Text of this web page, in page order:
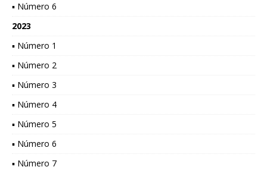
▪ Número 6
2023
▪ Número 1
▪ Número 2
▪ Número 3
▪ Número 4
▪ Número 5
▪ Número 6
▪ Número 7